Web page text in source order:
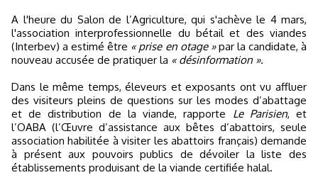
A l'heure du Salon de l’Agriculture, qui s'achève le 4 mars,
l'association interprofessionnelle du bétail et des viandes
(Interbev) a estimé être « prise en otage »par la candidate, à
nouveau accusée de pratiquer la « désinformation ».
Dans le même temps, éleveurs et exposants ont vu affluer
des visiteurs pleins de questions sur les modes d’abattage
et de distribution de la viande, rapporte Le Parisien, et
l’OABA (l’Œuvre d’assistance aux bêtes d’abattoirs, seule
association habilitée à visiter les abattoirs français) demande
à présent aux pouvoirs publics de dévoiler la liste des
établissements produisant de la viande certifiée halal.